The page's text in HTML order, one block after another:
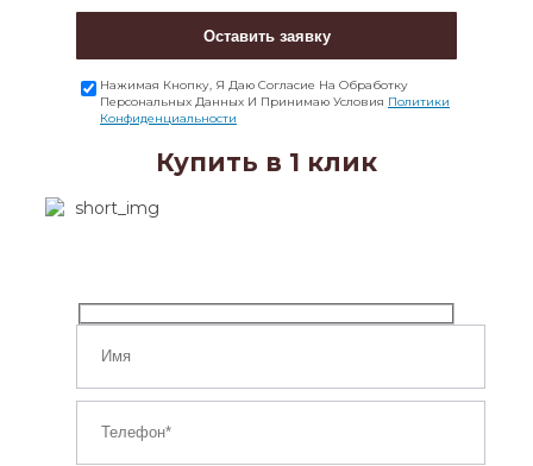
Оставить заявку
Нажимая Кнопку, Я Даю Согласие На Обработку
Персональных Данных И Принимаю Условия Политики
Конфиденциальности
Купить в 1 клик